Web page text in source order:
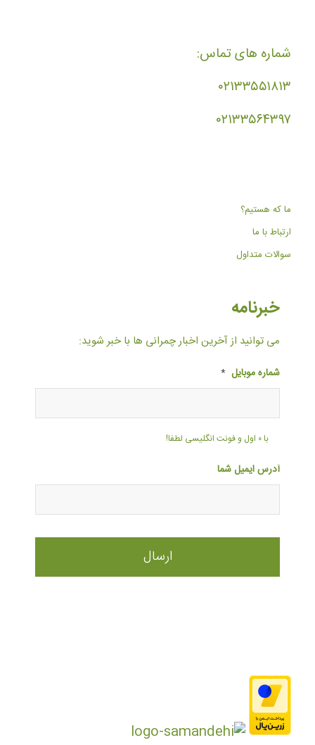
شماره های تماس:
۰۲۱۳۳۵۵۱۸۱۳
۰۲۱۳۳۵۶۴۳۹۷
ما که هستیم؟
ارتباط با ما
سوالات متداول
خبرنامه
می توانید از آخرین اخبار چمرانی ها با خبر شوید:
شماره موبایل *
با ۰ اول و فونت انگلیسی لطفا!
آدرس ایمیل شما